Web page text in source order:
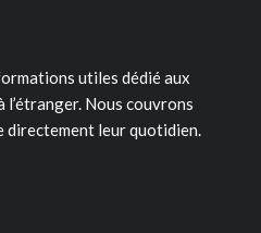
utiles dédié aux
l’étranger. Nous couvrons
directement leur quotidien.